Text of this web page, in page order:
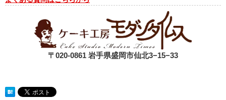
〒020-0861 岩手県盛岡市仙北3−15−33